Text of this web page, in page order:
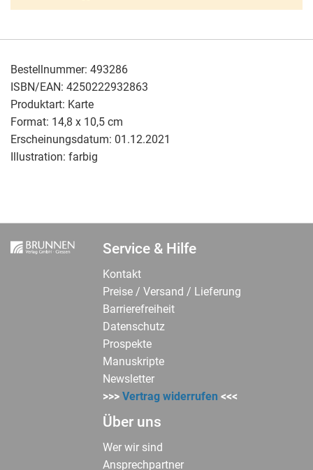
Bestellnummer: 493286
ISBN/EAN: 4250222932863
Produktart: Karte
Format: 14,8 x 10,5 cm
Erscheinungsdatum: 01.12.2021
Illustration: farbig
Service & Hilfe
Kontakt
Preise / Versand / Lieferung
Barrierefreiheit
Datenschutz
Prospekte
Manuskripte
Newsletter
>>>Vertrag widerrufen <<<
Über uns
Wer wir sind
Ansprechpartner